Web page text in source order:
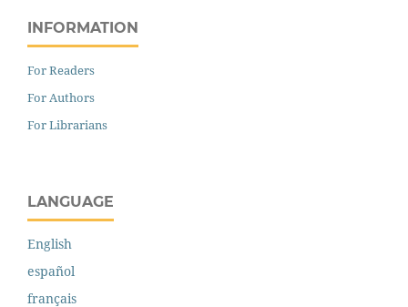
INFORMATION
For Readers
For Authors
For Librarians
LANGUAGE
English
español
français